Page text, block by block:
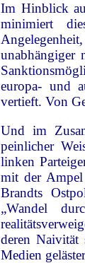
Im Hinblick
minimiert
unabhängiger
europa- und
vertieft. Von
Und im
peinlicher
linken
mit der
Brandts
„Wandel
deren
Medien